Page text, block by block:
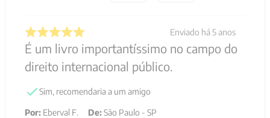
Enviado há 5 anos
É um livro importantíssimo no campo do
direito internacional público.
Sim, recomendaria a um amigo
Por: Eberval F. De:São Paulo - SP